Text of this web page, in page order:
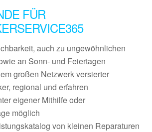
FÜR
auch zu ungewöhnlichen
an Sonn- und Feiertagen
großen Netzwerk versierter
regional und erfahren
eigener Mithilfe oder
möglich
von kleinen Reparaturen